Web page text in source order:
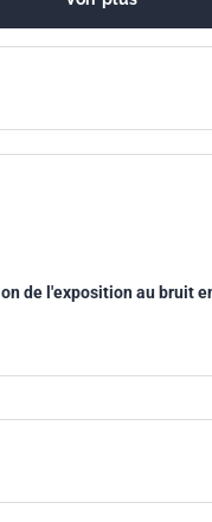
de vue de ses effets
de l'exposition au bruit